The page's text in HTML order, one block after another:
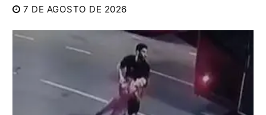
7 DE AGOSTO DE 2026